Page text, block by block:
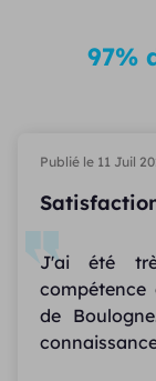
97%
Publié le 11 Juil
J'ai été
de